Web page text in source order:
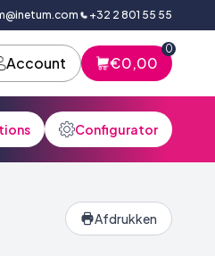
+32 2 801 55 55
Account €0,00
0
Configurator
Afdrukken